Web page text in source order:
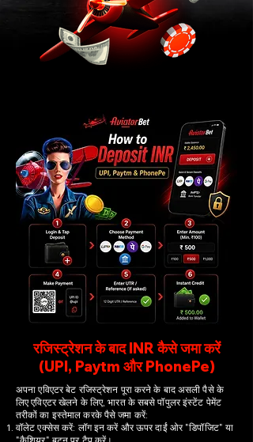
रजिस्ट्रेशन के बाद INR कैसे जमा करें
(UPI, Paytm और PhonePe)
अपना एविएटर बेट रजिस्ट्रेशन पूरा करने के बाद असली पैसे के
लिए एविएटर खेलने के लिए, भारत के सबसे पॉपुलर इंस्टेंट पेमेंट
तरीकों का इस्तेमाल करके पैसे जमा करें:
वॉलेट एक्सेस करें: लॉग इन करें और ऊपर दाईं ओर "डिपॉजिट" या